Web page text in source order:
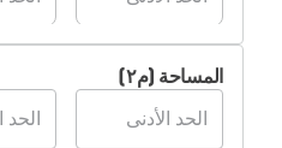
المساحة (م٢)